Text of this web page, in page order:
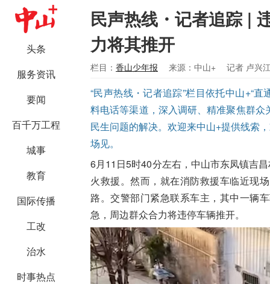
头条
服务资讯
要闻
百千万工程
城事
教育
国际传播
工改
治水
时事热点
民声热线・记者追踪 |
力将其推开
栏目： 香山少年报 来源：中山+ 记者 卢兴
“民声热线・记者追踪”栏目依托中山+“
料电话等渠道，深入调研、精准聚焦群
民生问题的解决。欢迎来中山+提供线索
场见。
6月11日5时40分左右，中山市东凤镇吉
火救援。然而，就在消防救援车临近现
路。交警部门紧急联系车主，其中一辆
急，周边群众合力将违停车辆推开。